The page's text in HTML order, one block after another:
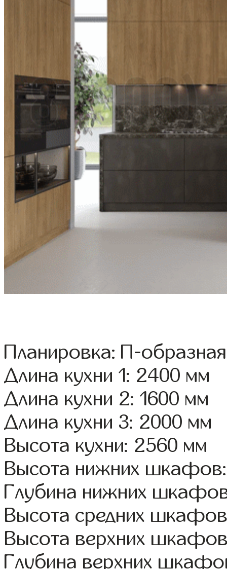
Планировка: П-образная
Длина кухни 1: 2400 мм
Длина кухни 2: 1600 мм
Длина кухни 3: 2000 мм
Высота кухни: 2560 мм
Высота нижних
Глубина нижних
Высота средних
Высота верхних
Глубина верхних